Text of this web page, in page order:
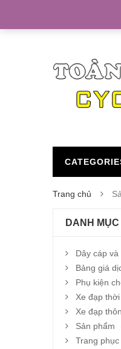
Trang chủ
DANH
Dây cáp và
Bảng giá
Phụ kiện
Xe đạp
Xe đạp
Sản phẩm
Trang